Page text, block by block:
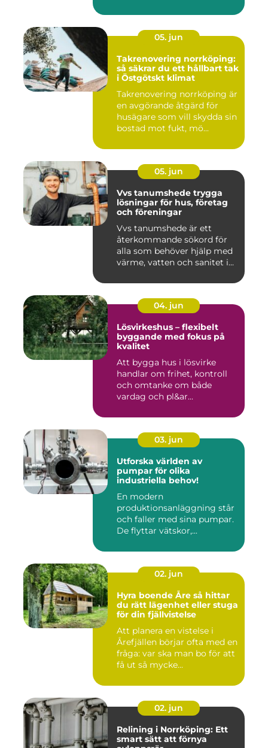
05. jun
Takrenovering norrköping:
så säkrar du ett hållbart tak
i Östgötskt klimat
Takrenovering norrköping är
en avgörande åtgärd för
husägare som vill skydda sin
bostad mot fukt, mö...
05. jun
Vvs tanumshede trygga
lösningar för hus, företag
och föreningar
Vvs tanumshede är ett
återkommande sökord för
alla som behöver hjälp med
värme, vatten och sanitet i...
04. jun
Lösvirkeshus – flexibelt
byggande med fokus på
kvalitet
Att bygga hus i lösvirke
handlar om frihet, kontroll
och omtanke om både
vardag och pl&ar...
03. jun
Utforska världen av
pumpar för olika
industriella behov!
En modern
produktionsanläggning står
och faller med sina pumpar.
De flyttar vätskor,...
02. jun
Hyra boende Åre så hittar
du rätt lägenhet eller stuga
för din fjällvistelse
Att planera en vistelse i
Årefjällen börjar ofta med en
fråga: var ska man bo för att
få ut så mycke...
02. jun
Relining i Norrköping: Ett
smart sätt att förnya